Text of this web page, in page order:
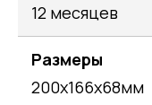
12 месяцев
Размеры
200х166х68мм